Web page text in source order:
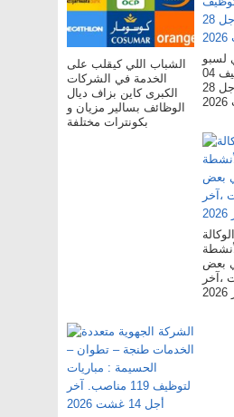
الشباب اللي كيقلب على
الخدمة في الشركات
الكبرى كاين بزاف ديال
الوظائف بسالير مزيان و
بكونترات مختلفة
لسبو
: مباريات لتوظيف 04
مناصب. آخر أجل 28
بعض
،آخر